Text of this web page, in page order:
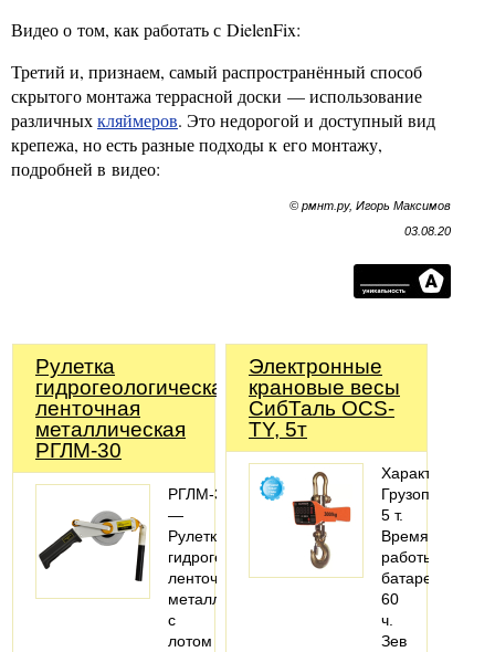
Видео о том, как работать с DielenFix:
Третий и, признаем, самый распространённый способ
скрытого монтажа террасной доски — использование
различныхкляймеров. Это недорогой и доступный вид
крепежа, но есть разные подходы к его монтажу,
подробней в видео:
© рмнт.ру, Игорь Максимов
03.08.20
Рулетка
гидрогеологическая
ленточная
металлическая
РГЛМ-30
РГЛМ-30
—
Рулетка
гидрогеологическая
ленточная
металлическая
с
лотом
Электронные
крановые весы
СибТаль OCS-
TY, 5т
5 т.
Время
работы
батареи:
60
ч.
Зев